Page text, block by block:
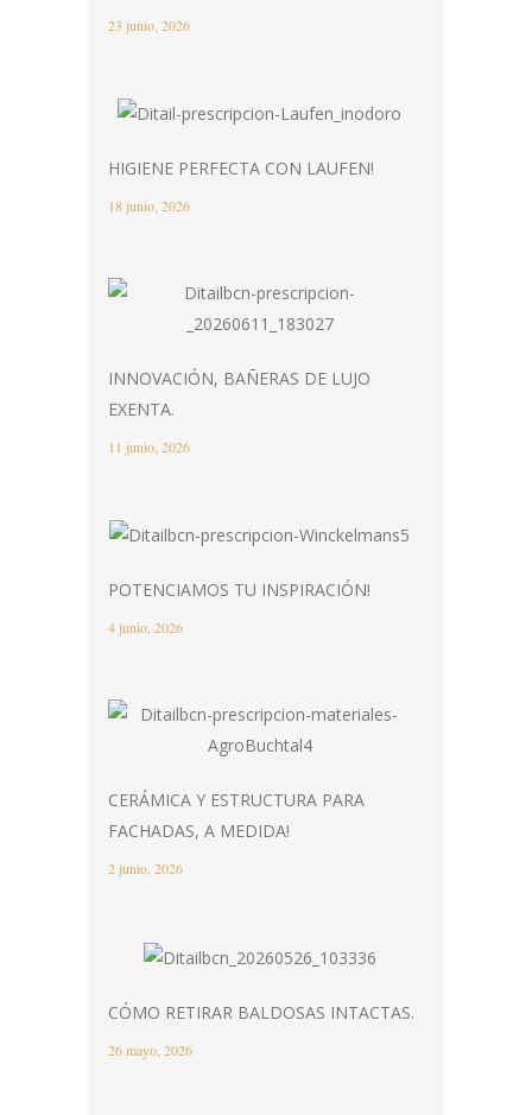
23 junio, 2026
HIGIENE PERFECTA CON LAUFEN!
18 junio, 2026
INNOVACIÓN, BAÑERAS DE LUJO
EXENTA.
11 junio, 2026
POTENCIAMOS TU INSPIRACIÓN!
4 junio, 2026
CERÁMICA Y ESTRUCTURA PARA
FACHADAS, A MEDIDA!
2 junio, 2026
CÓMO RETIRAR BALDOSAS INTACTAS.
26 mayo, 2026